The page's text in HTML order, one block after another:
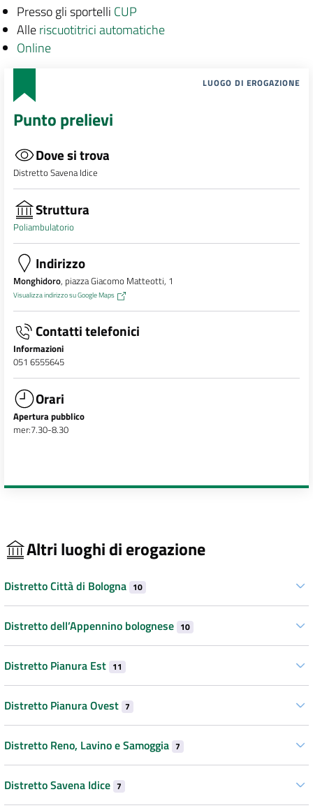
Presso gli sportelli CUP
Alleriscuotitrici automatiche
Online
LUOGO DI EROGAZIONE
Punto prelievi
Dove si trova
Distretto Savena Idice
Struttura
Poliambulatorio
Indirizzo
Monghidoro, piazza Giacomo Matteotti, 1
Visualizza indirizzo su Google Maps
Contatti telefonici
Informazioni
051 6555645
Orari
Apertura pubblico
mer:7.30-8.30
Altri luoghi di erogazione
Distretto Città di Bologna 10
Distretto dell’Appennino bolognese 10
Distretto Pianura Est 11
Distretto Pianura Ovest 7
Distretto Reno, Lavino e Samoggia 7
Distretto Savena Idice 7